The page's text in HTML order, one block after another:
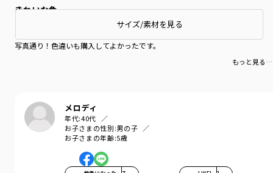
きれいな色
写真通り！色違いも購入してよかったです。
もっと見る…
メロディ
年代:40代
お子さまの性別:男の子
お子さまの年齢:5歳
サイズ/素材を見る